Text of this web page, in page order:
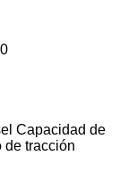
Capacidad de
de tracción